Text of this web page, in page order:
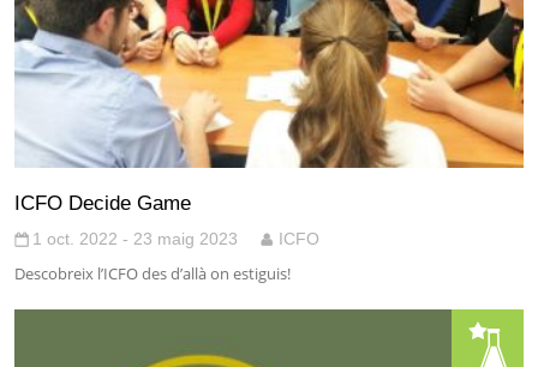
ICFO Decide Game
1 oct. 2022 - 23 maig 2023 ICFO
Descobreix l’ICFO des d’allà on estiguis!